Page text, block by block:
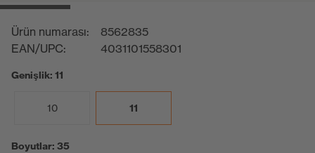
Ürün numarası:
8562835
EAN/UPC:
4031101558301
Genişlik: 11
10 11
Boyutlar: 35